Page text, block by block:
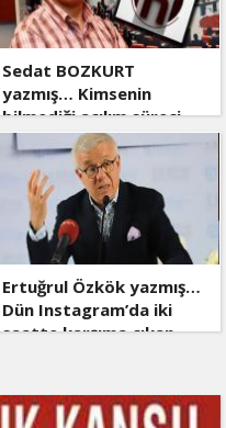
Sedat BOZKURT
yazmış… Kimsenin
bilmediği açılım süreci
Ertuğrul Özkök yazmış…
Dün Instagram’da iki
saatte karşıma çıkan